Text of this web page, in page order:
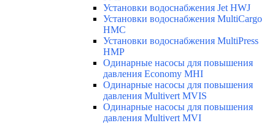
Установки водоснабжения Jet HWJ
Установки водоснабжения MultiCargo
HMC
Установки водоснабжения MultiPress
HMP
Одинарные насосы для повышения
давления Economy MHI
Одинарные насосы для повышения
давления Multivert MVIS
Одинарные насосы для повышения
давления Multivert MVI